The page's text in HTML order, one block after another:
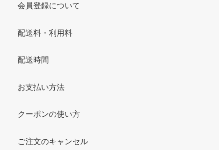
会員登録について
配送料・利用料
配送時間
お支払い方法
クーポンの使い方
ご注文のキャンセル